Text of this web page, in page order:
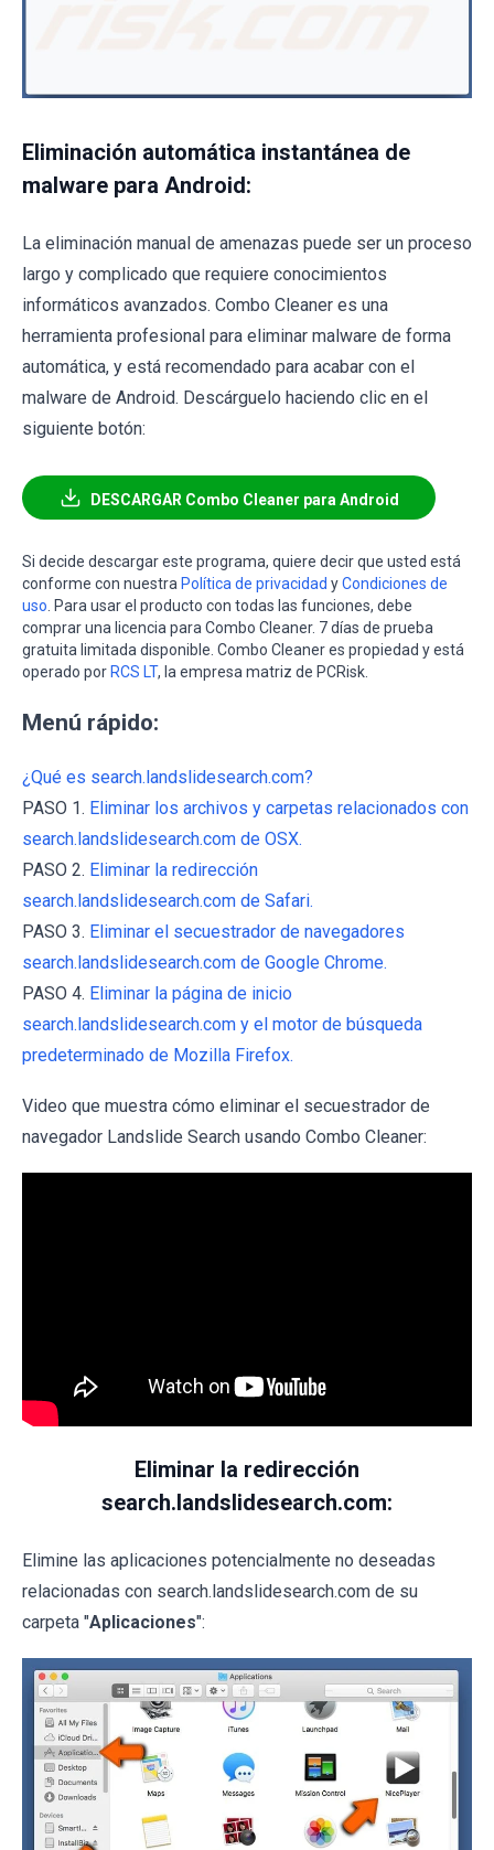
Eliminación automática instantánea de
malware para Android:
La eliminación manual de amenazas puede ser un proceso
largo y complicado que requiere conocimientos
informáticos avanzados. Combo Cleaner es una
herramienta profesional para eliminar malware de forma
automática, y está recomendado para acabar con el
malware de Android. Descárguelo haciendo clic en el
siguiente botón:
DESCARGAR Combo Cleaner para Android
Si decide descargar este programa, quiere decir que usted está
conforme con nuestra Política de privacidad yCondiciones de
uso. Para usar el producto con todas las funciones, debe
comprar una licencia para Combo Cleaner. 7 días de prueba
gratuita limitada disponible. Combo Cleaner es propiedad y está
operado por RCS LT, la empresa matriz de PCRisk.
Menú rápido:
¿Qué es search.landslidesearch.com?
PASO 1. Eliminar los archivos y carpetas relacionados con
search.landslidesearch.com de OSX.
PASO 2. Eliminar la redirección
search.landslidesearch.com de Safari.
PASO 3. Eliminar el secuestrador de navegadores
search.landslidesearch.com de Google Chrome.
PASO 4. Eliminar la página de inicio
search.landslidesearch.com y el motor de búsqueda
predeterminado de Mozilla Firefox.
Video que muestra cómo eliminar el secuestrador de
navegador Landslide Search usando Combo Cleaner:
Eliminar la redirección
search.landslidesearch.com:
Elimine las aplicaciones potencialmente no deseadas
relacionadas con search.landslidesearch.com de su
carpeta "Aplicaciones":